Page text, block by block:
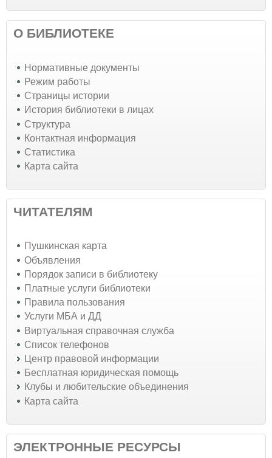
О БИБЛИОТЕКЕ
Нормативные документы
Режим работы
Страницы истории
История библиотеки в лицах
Структура
Контактная информация
Статистика
Карта сайта
ЧИТАТЕЛЯМ
Пушкинская карта
Объявления
Порядок записи в библиотеку
Платные услуги библиотеки
Правила пользования
Услуги МБА и ДД
Виртуальная справочная служба
Список телефонов
Центр правовой информации
Бесплатная юридическая помощь
Клубы и любительские объединения
Карта сайта
ЭЛЕКТРОННЫЕ РЕСУРСЫ